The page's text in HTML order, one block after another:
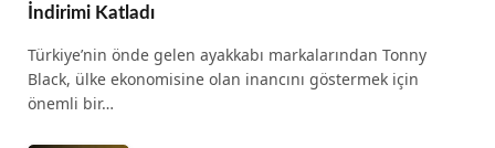
İndirimi Katladı
Türkiye’nin önde gelen ayakkabı markalarından Tonny
Black, ülke ekonomisine olan inancını göstermek için
önemli bir…